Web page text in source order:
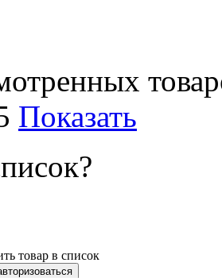
Показать
товар в список